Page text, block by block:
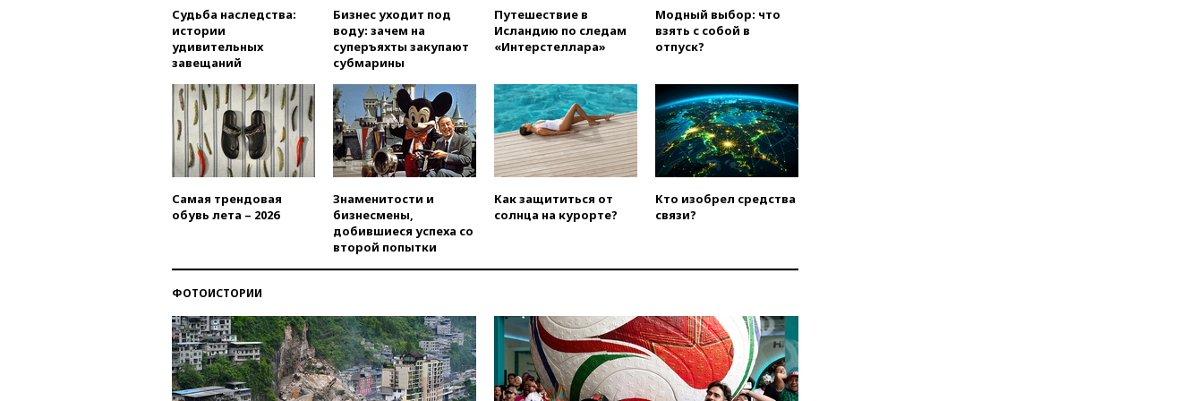
санкций против России и
Ирана
вчера, 20:00 СК возбудил дело
Гордеевой о фейках о ВС
России
вчера, 19:45ISU предоставил
нейтральный статус
фигуристкам Валиевой и
Трусовой
вчера, 19:35 Зеленский
впервые совершил
вчера, 19:19Россиянка
вчера, 19:00Открытое
горение на складе в Брянске
ликвидировано
вчера, 18:55 Минобороны
Судьба наследства:
истории
удивительных
завещаний
Бизнес уходит под
воду: зачем на
суперъяхты закупают
субмарины
Путешествие в
Исландию по следам
«Интерстеллара»
Модный выбор: что
взять с собой в
отпуск?
Самая трендовая
обувь лета – 2026
Знаменитости и
бизнесмены,
добившиеся успеха со
второй попытки
Как защититься от
солнца на курорте?
Кто изобрел средства
связи?
ФОТОИСТОРИИ